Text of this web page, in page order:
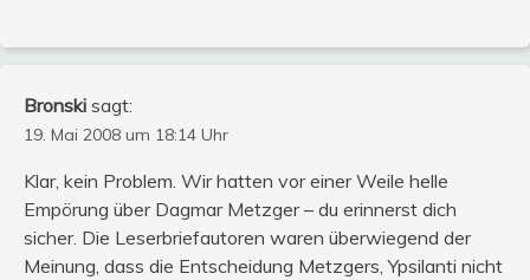
Bronski sagt:
19. Mai 2008 um 18:14 Uhr
Klar, kein Problem. Wir hatten vor einer Weile helle
Empörung über Dagmar Metzger – du erinnerst dich
sicher. Die Leserbriefautoren waren überwiegend der
Meinung, dass die Entscheidung Metzgers, Ypsilanti nicht